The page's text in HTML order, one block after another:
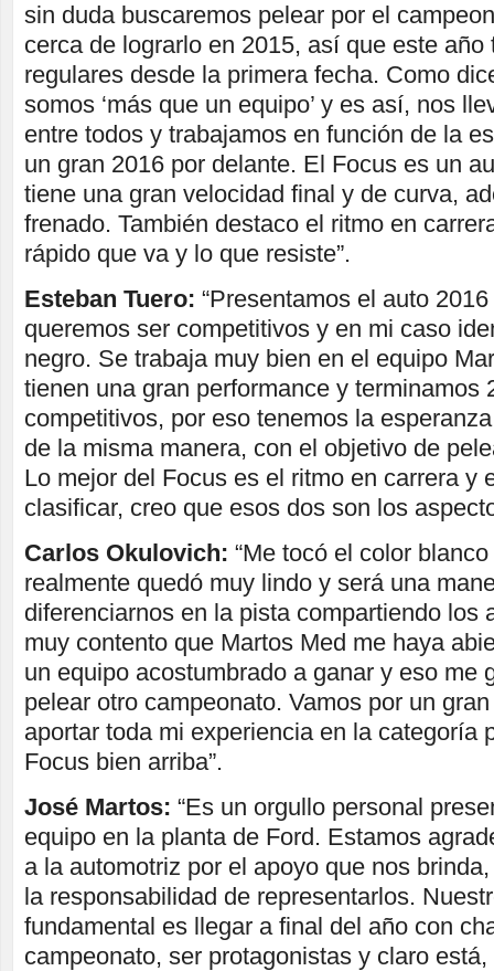
sin duda buscaremos pelear por el
cerca de lograrlo en 2015, así que este año
regulares desde la primera fecha. Como
somos ‘más que un equipo’ y es así, nos
entre todos y trabajamos en función de la
un gran 2016 por delante. El Focus es un
tiene una gran velocidad final y de curva,
frenado. También destaco el ritmo en
rápido que va y lo que resiste”.
Esteban Tuero: “Presentamos el auto
queremos ser competitivos y en mi caso
negro. Se trabaja muy bien en el equipo
tienen una gran performance y terminamos
competitivos, por eso tenemos la
de la misma manera, con el objetivo de
Lo mejor del Focus es el ritmo en carrera y
clasificar, creo que esos dos son los
Carlos Okulovich: “Me tocó el color
realmente quedó muy lindo y será una
diferenciarnos en la pista compartiendo los
muy contento que Martos Med me haya
un equipo acostumbrado a ganar y eso me
pelear otro campeonato. Vamos por un
aportar toda mi experiencia en la categoría
Focus bien arriba”.
José Martos: “Es un orgullo personal
equipo en la planta de Ford. Estamos
a la automotriz por el apoyo que nos
la responsabilidad de representarlos.
fundamental es llegar a final del año con
campeonato, ser protagonistas y claro